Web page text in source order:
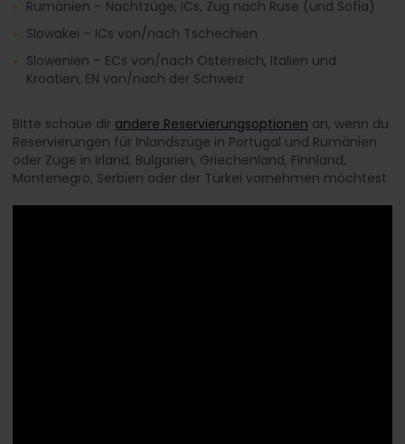
Rumänien – Nachtzüge, ICs, Zug nach Ruse (und Sofia)
Slowakei – ICs von/nach Tschechien
Slowenien – ECs von/nach Österreich, Italien und
Kroatien, EN von/nach der Schweiz
Bitte schaue dir andere Reservierungsoptionen an, wenn du
Reservierungen für Inlandszüge in Portugal und Rumänien
oder Züge in Irland, Bulgarien, Griechenland, Finnland,
Montenegro, Serbien oder der Türkei vornehmen möchtest.